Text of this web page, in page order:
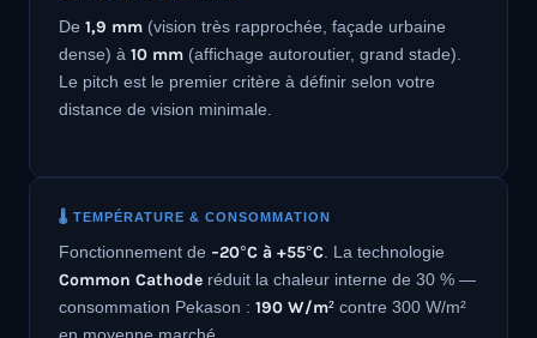
De 1,9 mm (vision très rapprochée, façade urbaine
dense) à 10 mm (affichage autoroutier, grand stade).
Le pitch est le premier critère à définir selon votre
distance de vision minimale.
🌡️ TEMPÉRATURE & CONSOMMATION
Fonctionnement de −20°C à +55°C . La technologie
Common Cathode réduit la chaleur interne de 30 % —
consommation Pekason : 190 W/m² contre 300 W/m²